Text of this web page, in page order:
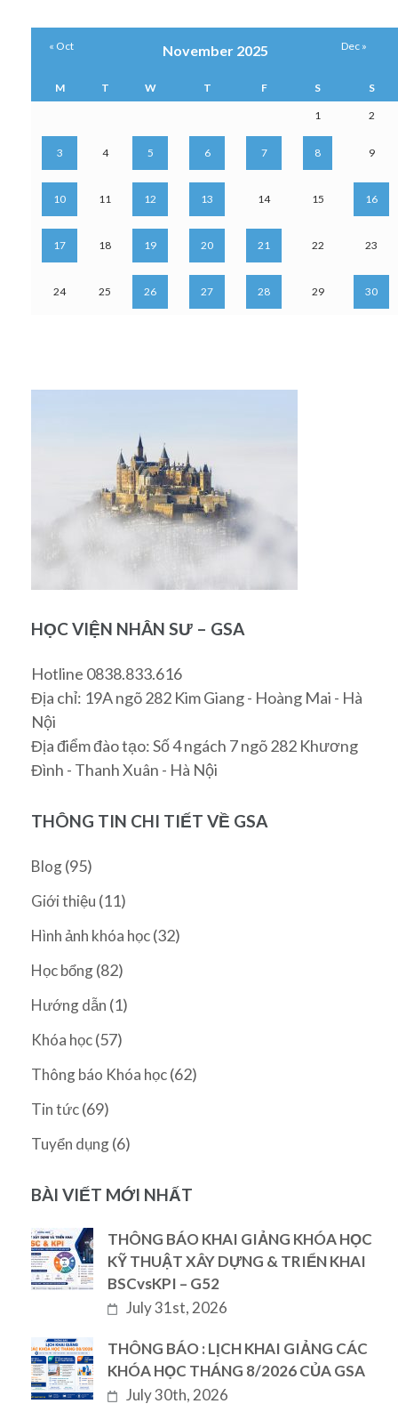
November 2025
M T W T F S S
1 2
3 4 5 6 7 8 9
10 11 12 13 14 15 16
17 18 19 20 21 22 23
24 25 26 27 28 29 30
« Oct Dec »
HỌC VIỆN NHÂN SƯ – GSA
Hotline 0838.833.616
Địa chỉ: 19A ngõ 282 Kim Giang - Hoàng Mai - Hà
Nội
Địa điểm đào tạo: Số 4 ngách 7 ngõ 282 Khương
Đình - Thanh Xuân - Hà Nội
THÔNG TIN CHI TIẾT VỀ GSA
Blog(95)
Giới thiệu (11)
Hình ảnh khóa học(32)
Học bổng(82)
Hướng dẫn (1)
Khóa học(57)
Thông báo Khóa học(62)
Tin tức(69)
Tuyển dụng(6)
BÀI VIẾT MỚI NHẤT
THÔNG BÁO KHAI GIẢNG KHÓA HỌC
KỸ THUẬT XÂY DỰNG & TRIỂN KHAI
BSCvsKPI – G52
July 31st, 2026
THÔNG BÁO : LỊCH KHAI GIẢNG CÁC
KHÓA HỌC THÁNG 8/2026 CỦA GSA
July 30th, 2026